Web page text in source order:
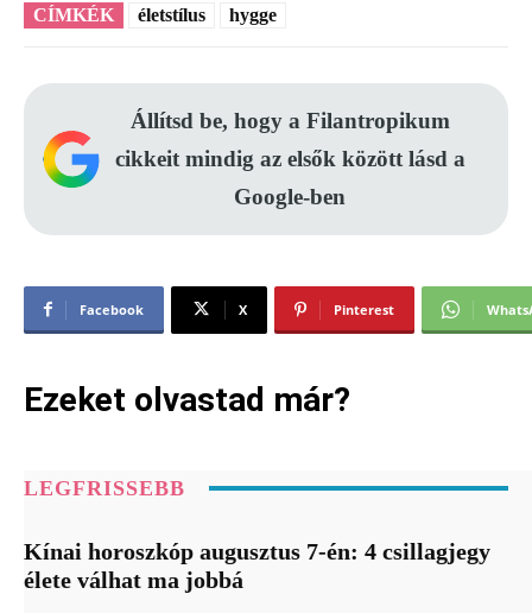
CÍMKÉK életstílus hygge
Állítsd be, hogy a Filantropikum
cikkeit mindig az elsők között lásd a
Google-ben
Facebook X Pinterest
Ezeket olvastad már?
LEGFRISSEBB
Kínai horoszkóp augusztus 7-én: 4 csillagjegy
élete válhat ma jobbá